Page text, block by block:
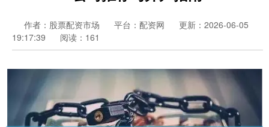
作者：股票配资市场 平台：配资网
更新：2026-06-05
19:17:39
阅读：161